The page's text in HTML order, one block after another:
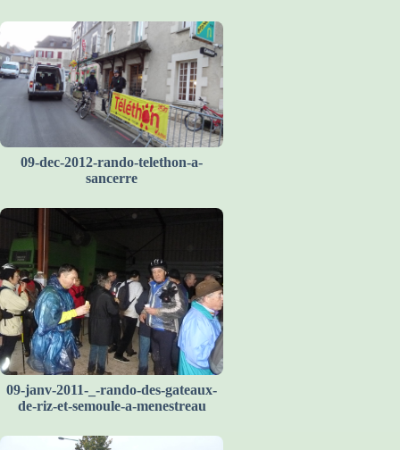
09-dec-2012-rando-telethon-a-
sancerre
09-janv-2011-_-rando-des-gateaux-
de-riz-et-semoule-a-menestreau